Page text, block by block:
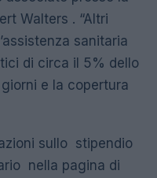
Walters . “Altri
sanitaria
di circa il 5% dello
e la copertura
sullo stipendio
nella pagina di